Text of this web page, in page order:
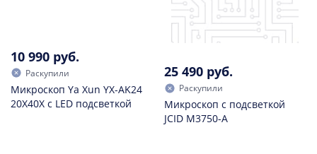
10 990 руб.
Раскупили
Микроскоп Ya Xun YX-AK24
20X40X с LED подсветкой
25 490 руб.
Раскупили
Микроскоп с подсветкой
JCID M3750-A